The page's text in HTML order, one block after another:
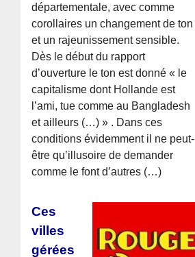
départementale, avec comme
corollaires un changement de ton
et un rajeunissement sensible.
Dès le début du rapport
d’ouverture le ton est donné « le
capitalisme dont Hollande est
l’ami, tue comme au Bangladesh
et ailleurs (…) » . Dans ces
conditions évidemment il ne peut-
être qu’illusoire de demander
comme le font d’autres (…)
Ces
villes
gérées